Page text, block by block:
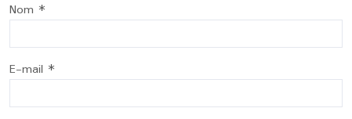
Nom *
E-mail *